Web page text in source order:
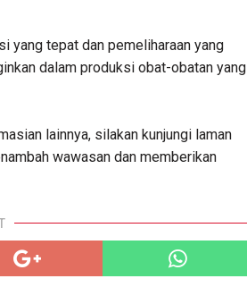
yang tepat dan pemeliharaan yang
dalam produksi obat-obatan yang
lainnya, silakan kunjungi laman
wawasan dan memberikan